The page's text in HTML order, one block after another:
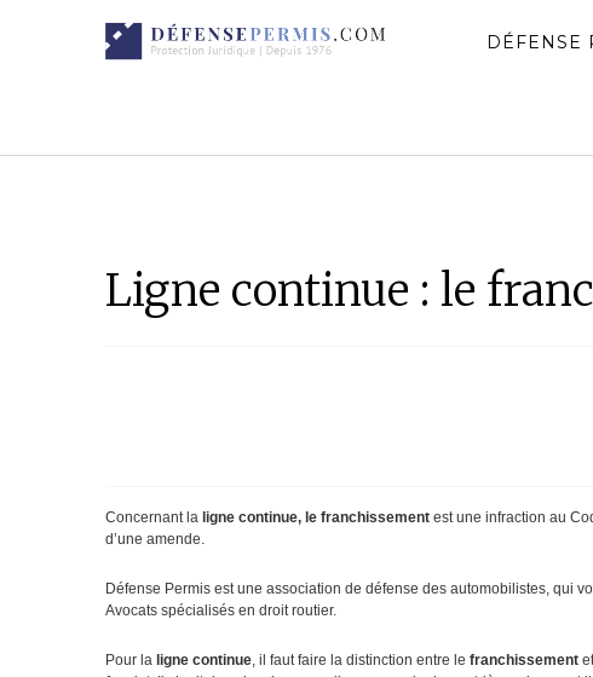
DÉFENSE
Ligne continue : le
Concernant la ligne continue, le franchissement est une infraction au
d’une amende.
Défense Permis est une association de défense des automobilistes, qui
Avocats spécialisés en droit routier.
Pour la ligne continue, il faut faire la distinction entre le franchissement